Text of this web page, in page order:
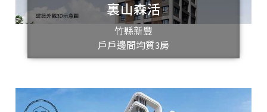
裏山森活
竹縣新豐
戶戶邊間均質3房